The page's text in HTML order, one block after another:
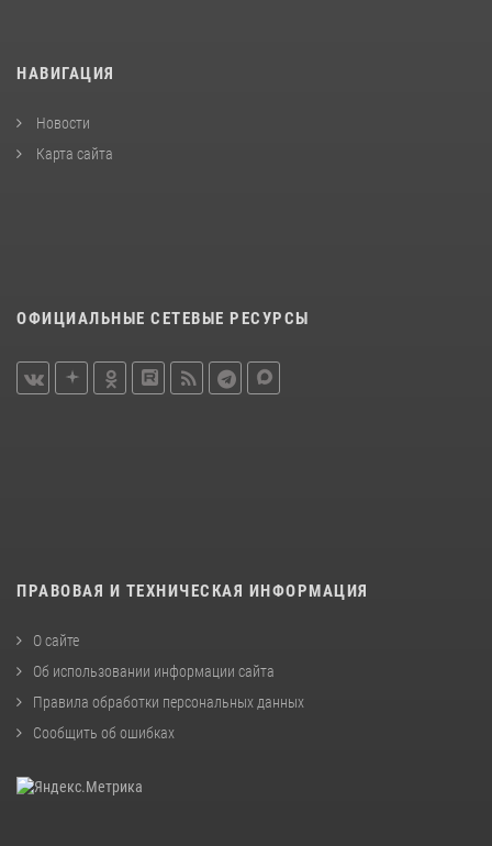
НАВИГАЦИЯ
Новости
Карта сайта
ОФИЦИАЛЬНЫЕ СЕТЕВЫЕ РЕСУРСЫ
ПРАВОВАЯ И ТЕХНИЧЕСКАЯ ИНФОРМАЦИЯ
О сайте
Об использовании информации сайта
Правила обработки персональных данных
Сообщить об ошибках